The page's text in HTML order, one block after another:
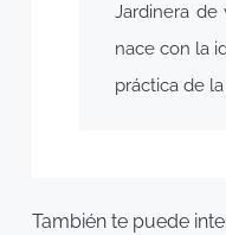
Jardinera de
nace con la
práctica de
También te puede